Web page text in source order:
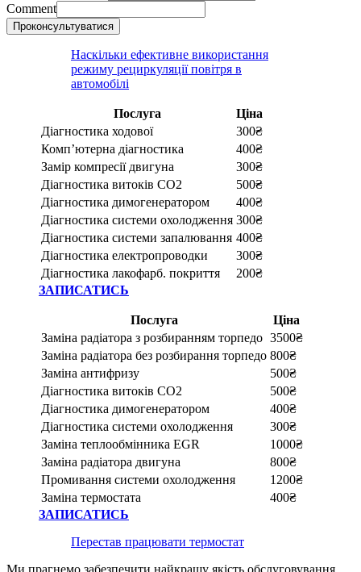
Comment
Проконсультуватися
Наскільки ефективне використання
режиму рециркуляції повітря в
автомобілі
Послуга
Ціна
Діагностика ходової
300₴
Комп’ютерна діагностика
400₴
Замір компресії двигуна
300₴
Діагностика витоків CO2
500₴
Діагностика димогенератором
400₴
Діагностика системи охолодження 300₴
Діагностика системи запалювання 400₴
Діагностика електропроводки
300₴
Діагностика лакофарб. покриття
200₴
ЗАПИСАТИСЬ
Послуга
Ціна
Заміна радіатора з розбиранням торпедо 3500₴
Заміна радіатора без розбирання торпедо 800₴
Заміна антифризу
500₴
Діагностика витоків CO2
500₴
Діагностика димогенератором
400₴
Діагностика системи охолодження
300₴
Заміна теплообмінника EGR
1000₴
Заміна радіатора двигуна
800₴
Промивання системи охолодження
1200₴
Заміна термостата
400₴
ЗАПИСАТИСЬ
Перестав працювати термостат
Ми прагнемо забезпечити найкращу якість обслуговування